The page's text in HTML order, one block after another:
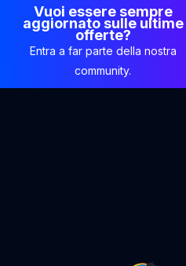
Vuoi essere sempre
aggiornato sulle ultime
offerte?
Entra a far parte della nostra
community.